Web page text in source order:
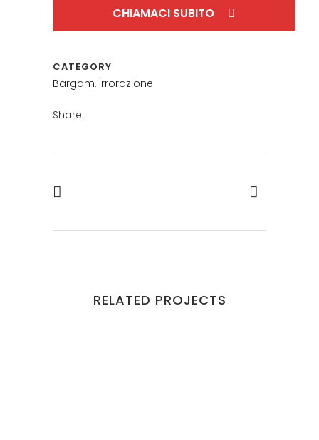
CHIAMACI SUBITO
CATEGORY
Bargam, Irrorazione
Share
RELATED PROJECTS